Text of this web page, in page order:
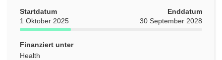
Startdatum
1 Oktober 2025
Enddatum
30 September 2028
Finanziert unter
Health